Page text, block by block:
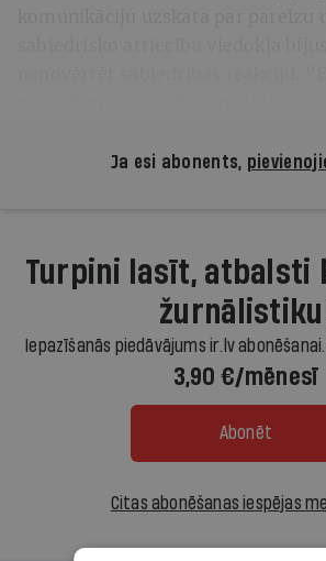
Ja esi abonents,
Turpini lasīt, atbalsti
Iepazīšanās piedāvājums ir.lv
3,90 €/mēnesī
Abonēt
Citas abonēšanas iespējas